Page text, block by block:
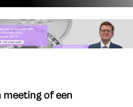
meeting of een